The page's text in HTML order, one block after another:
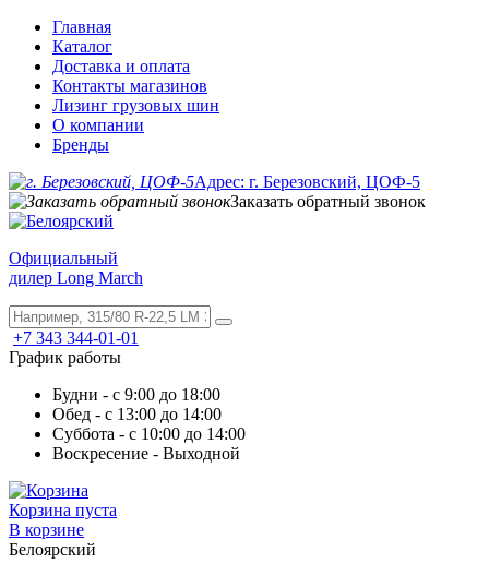
Главная
Каталог
Доставка и оплата
Контакты магазинов
Лизинг грузовых шин
О компании
Бренды
Адрес: г. Березовский, ЦОФ-5
Заказать обратный звонок
Официальный
дилер Long March
+7 343 344-01-01
График работы
Будни - с 9:00 до 18:00
Обед - с 13:00 до 14:00
Суббота - с 10:00 до 14:00
Воскресение - Выходной
Корзина пуста
В корзине
Белоярский